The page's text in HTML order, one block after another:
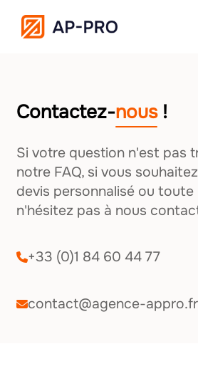
Contactez-nous!
Si votre question n'est pas
notre FAQ, si vous
devis personnalisé ou toute
n'hésitez pas à nous
+33 (0)1 84 60 44 77
contact@agence-appro.fr